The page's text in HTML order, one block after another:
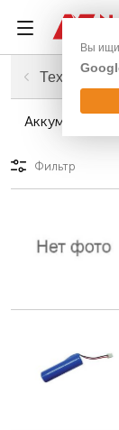
Главная
Техника
Фильтр
Вы